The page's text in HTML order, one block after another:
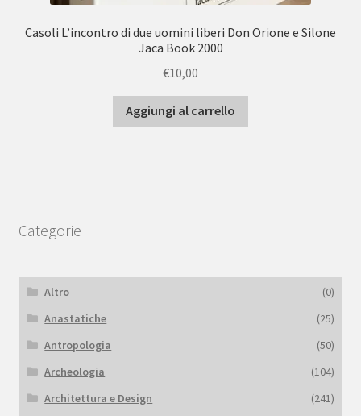
Casoli L’incontro di due uomini liberi Don Orione e Silone
Jaca Book 2000
€10,00
Aggiungi al carrello
Categorie
Altro
(0)
Anastatiche
(25)
Antropologia
(50)
Archeologia
(104)
Architettura e Design
(241)